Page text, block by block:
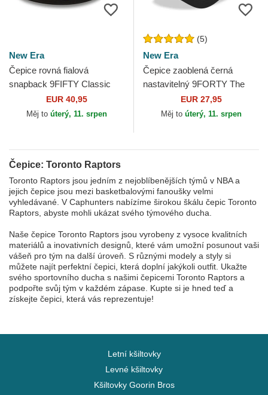
New Era
Čepice rovná fialová
snapback 9FIFTY Classic
Toronto Raptors NBA New
EUR 40,95
Měj to úterý, 11. srpen
(5)
New Era
Čepice zaoblená černá
nastavitelný 9FORTY The
League Toronto Raptors NBA
New Era
EUR 27,95
Měj to úterý, 11. srpen
Čepice: Toronto Raptors
Toronto Raptors jsou jedním z nejoblíbenějších týmů v NBA a
jejich čepice jsou mezi basketbalovými fanoušky velmi
vyhledávané. V Caphunters nabízíme širokou škálu čepic Toronto
Raptors, abyste mohli ukázat svého týmového ducha.
Naše čepice Toronto Raptors jsou vyrobeny z vysoce kvalitních
materiálů a inovativních designů, které vám umožní posunout vaši
vášeň pro tým na další úroveň. S různými modely a styly si
můžete najít perfektní čepici, která doplní jakýkoli outfit. Ukažte
svého sportovního ducha s našimi čepicemi Toronto Raptors a
podpořte svůj tým v každém zápase. Kupte si je hned teď a
získejte čepici, která vás reprezentuje!
Letní kšiltovky
Levné kšiltovky
Kšiltovky Goorin Bros